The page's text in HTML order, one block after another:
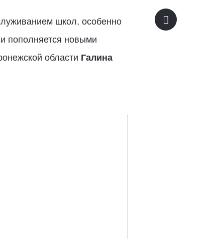
школ, особенно
пополняется новыми
области Галина